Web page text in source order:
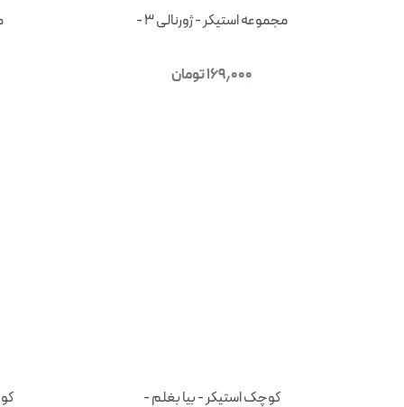
مجموعه استیکر - ژورنالی ۳ -
۱۶۹٫۰۰۰تومان
کوچک استیکر - بیا بغلم -